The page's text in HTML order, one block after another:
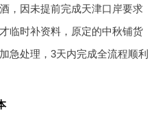
，因未提前完成天津口岸要求
临时补资料，原定的中秋铺货
急处理，3天内完成全流程顺利